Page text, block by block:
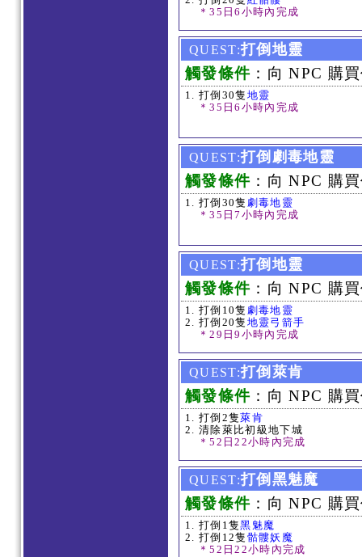
＊35日6小時內完成
QUEST:打倒地靈
觸發條件 ：向 NPC 購
打倒30隻 地靈
＊35日6小時內完成
QUEST:打倒劇毒地靈
觸發條件 ：向 NPC 購
打倒30隻 劇毒地靈
＊35日7小時內完成
QUEST:打倒地靈
觸發條件 ：向 NPC 購
打倒10隻 劇毒地靈
打倒20隻 地靈弓箭手
＊29日9小時內完成
QUEST:打倒萊肯
觸發條件 ：向 NPC 購
打倒2隻萊肯
清除萊比初級地下城
＊52日22小時內完成
QUEST:打倒黑魅魔
觸發條件 ：向 NPC 購
打倒1隻黑魅魔
打倒12隻 骷髏妖魔
＊52日22小時內完成